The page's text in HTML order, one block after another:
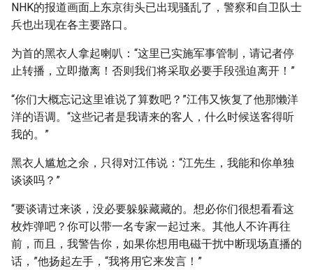
NHK的报道画面上东京街头已出现骚乱了，警察和自卫队士
兵也出现在各主要路口。
为首的黑衣人拿起喇叭：“这里已实施军事管制，请记者停
止转播，立即撤离！否则我们将采取必要手段强迫离开！”
“你们大概忘记这里谁说了算数吧？”江伟又恢复了他那懒洋
洋的语调。“这些记者是我请来的客人，什么时候送客得听
我的。”
黑衣人尴尬之余，只得对江伟说：“江先生，我能和你单独
谈谈吗？”
“要谈请过来谈，没必要躲躲藏藏的。想必你们很想看看这
枚炸弹吧？你可以带一名专家一起过来。其他人不许再往
前，而且，我警告你，如果你想用电磁干扰中断现场直播的
话，”他扬起左手，“我将用它来发言！”